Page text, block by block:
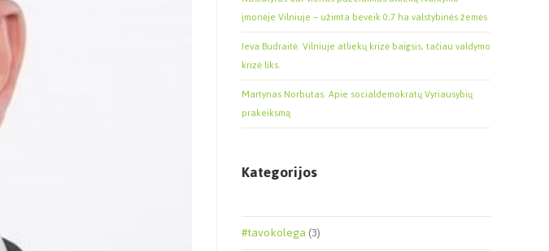
įmonėje Vilniuje – užimta beveik 0,7 ha valstybinės žemės
Ieva Budraitė. Vilniuje atliekų krizė baigsis, tačiau valdymo
krizė liks.
Martynas Norbutas. Apie socialdemokratų Vyriausybių
prakeiksmą
Kategorijos
#tavokolega(3)